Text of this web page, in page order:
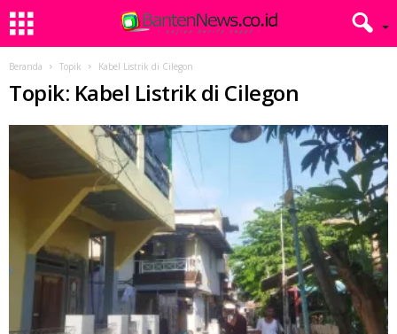
Beranda Topik Kabel Listrik di Cilegon
Topik: Kabel Listrik di Cilegon